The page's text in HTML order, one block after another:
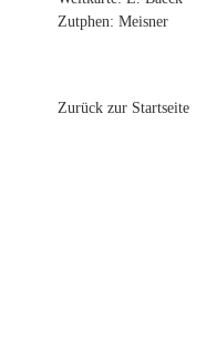
Zutphen: Meisner
Zurück zur Startseite